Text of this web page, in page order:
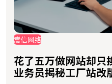
嵩信网络
花了五万做网站却只
业务员揭秘工厂站改